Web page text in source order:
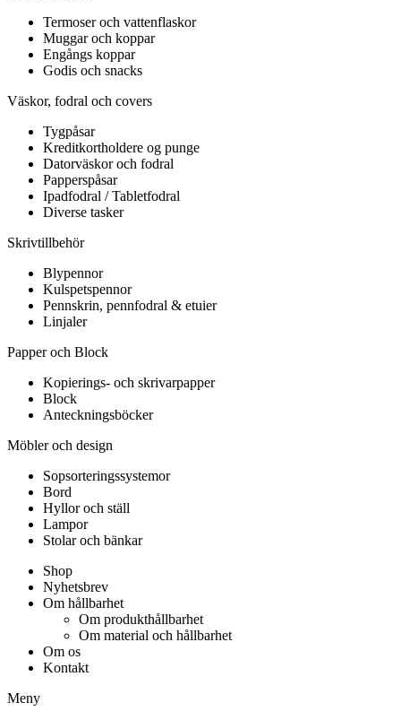
Termoser och vattenflaskor
Muggar och koppar
Engångs koppar
Godis och snacks
Väskor, fodral och covers
Tygpåsar
Kreditkortholdere og punge
Datorväskor och fodral
Papperspåsar
Ipadfodral / Tabletfodral
Diverse tasker
Skrivtillbehör
Blypennor
Kulspetspennor
Pennskrin, pennfodral & etuier
Linjaler
Papper och Block
Kopierings- och skrivarpapper
Block
Anteckningsböcker
Möbler och design
Sopsorteringssystemor
Bord
Hyllor och ställ
Lampor
Stolar och bänkar
Shop
Nyhetsbrev
Om hållbarhet
Om produkthållbarhet
Om material och hållbarhet
Om os
Kontakt
Meny